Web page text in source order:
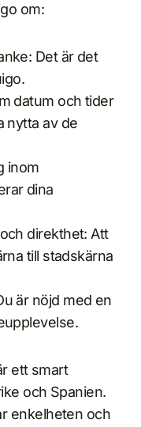
om:
Det är det
datum och tider
nytta av de
inom
dina
direkthet: Att
till stadskärna
är nöjd med en
ett smart
och Spanien.
enkelheten och